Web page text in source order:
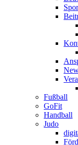
Fußball
GoFit
Handball
Judo